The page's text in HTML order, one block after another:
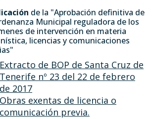
de la "Aprobación definitiva de
Municipal reguladora de los
de intervención en materia
licencias y comunicaciones
Extracto de BOP de Santa Cruz de
Tenerife nº 23 del 22 de febrero
de 2017
Obras exentas de licencia o
comunicación previa.